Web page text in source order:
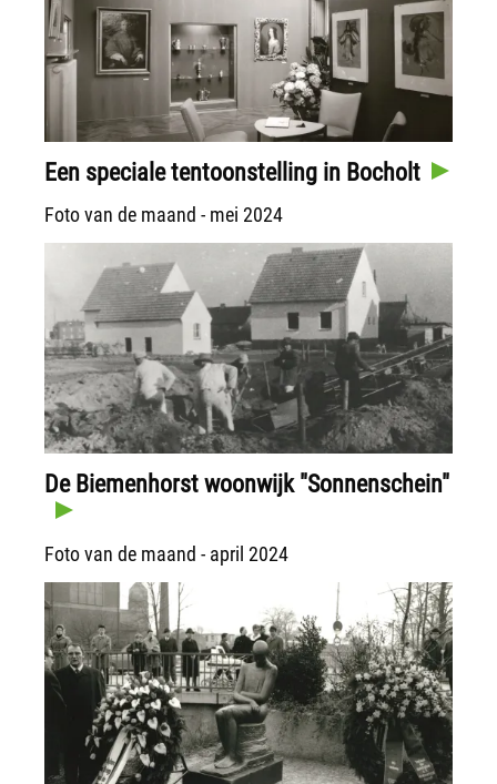
Een speciale tentoonstelling in Bocholt
Foto van de maand - mei 2024
De Biemenhorst woonwijk "Sonnenschein"
Foto van de maand - april 2024